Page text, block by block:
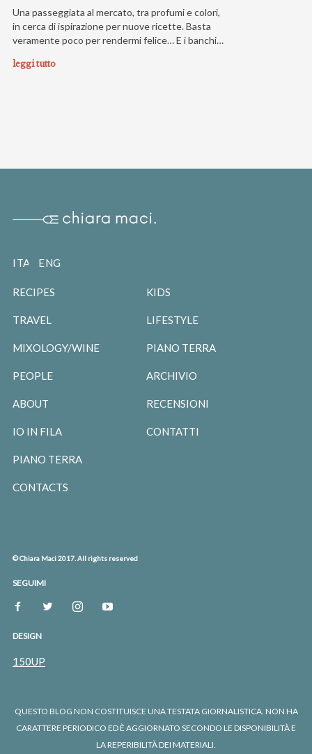
Una passeggiata al mercato, tra profumi e colori,
in cerca di ispirazione per nuove ricette. Basta
veramente poco per rendermi felice… E i banchi…
leggi tutto
ITALIANOENGLISH
RECIPES
TRAVEL
MIXOLOGY/WINE
PEOPLE
ABOUT
IO IN FILA
PIANO TERRA
CONTACTS
KIDS
LIFESTYLE
PIANO TERRA
ARCHIVIO
RECENSIONI
CONTATTI
© Chiara Maci 2017. All rights reserved
SEGUIMI
DESIGN
150UP
QUESTO BLOG NON COSTITUISCE UNA TESTATA GIORNALISTICA. NON HA
CARATTERE PERIODICO ED È AGGIORNATO SECONDO LE DISPONIBILITÀ E
LA REPERIBILITÀ DEI MATERIALI.